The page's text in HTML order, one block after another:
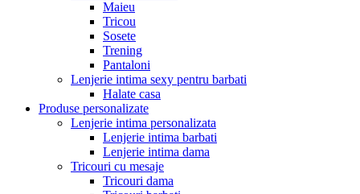
Maieu
Tricou
Sosete
Trening
Pantaloni
Lenjerie intima sexy pentru barbati
Halate casa
Produse personalizate
Lenjerie intima personalizata
Lenjerie intima barbati
Lenjerie intima dama
Tricouri cu mesaje
Tricouri dama